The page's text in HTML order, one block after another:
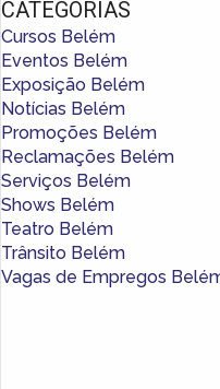
CATEGORIAS
Cursos Belém
Eventos Belém
Exposição Belém
Notícias Belém
Promoções Belém
Reclamações Belém
Serviços Belém
Shows Belém
Teatro Belém
Trânsito Belém
Vagas de Empregos